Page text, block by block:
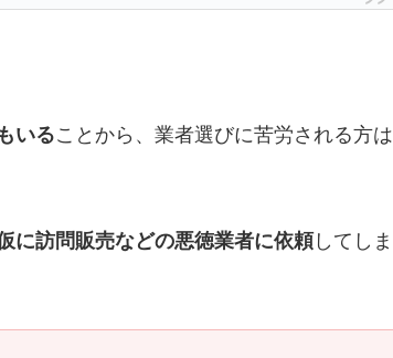
いることから、業者選びに苦労される方は
に訪問販売などの悪徳業者に依頼 してしま